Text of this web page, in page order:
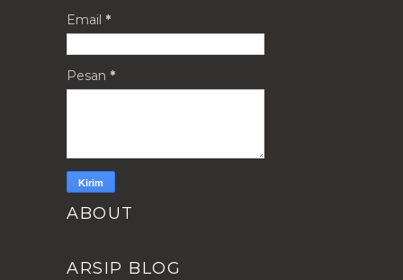
Email *
Pesan *
ABOUT
ARSIP BLOG